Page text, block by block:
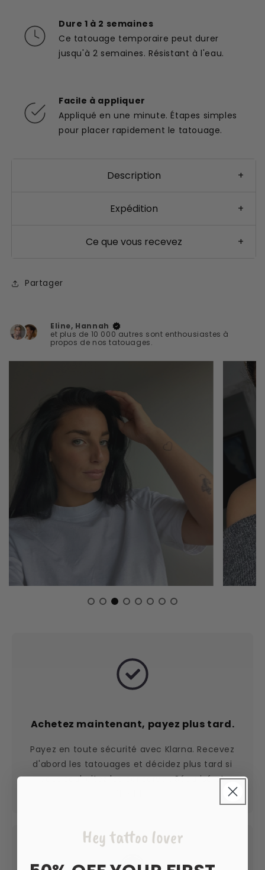
Dure 1 à 2 semaines
Ce tatouage temporaire peut durer
jusqu'à 2 semaines. Résistant à l'eau.
Facile à appliquer
Appliqué en une minute. Étapes simples
pour placer rapidement le tatouage.
Description +
Expédition +
Ce que vous recevez +
Partager
Eline, Hannah
et plus de 10 000 autres sont enthousiastes à
propos de nos tatouages.
Achetez maintenant, payez plus tard.
Payez en toute sécurité avec Klarna. Recevez
d'abord les tatouages et décidez plus tard si
vous souhaitez les conserver. Sécurisé et
Hey tattoo lover